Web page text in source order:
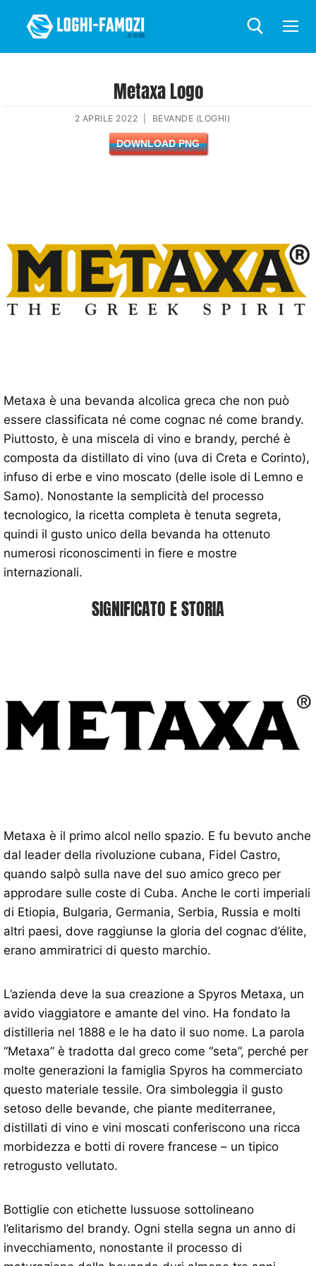
Metaxa Logo
2 APRILE 2022 BEVANDE (LOGHI)
DOWNLOAD PNG
Metaxa è una bevanda alcolica greca che non può
essere classificata né come cognac né come brandy.
Piuttosto, è una miscela di vino e brandy, perché è
composta da distillato di vino (uva di Creta e Corinto),
infuso di erbe e vino moscato (delle isole di Lemno e
Samo). Nonostante la semplicità del processo
tecnologico, la ricetta completa è tenuta segreta,
quindi il gusto unico della bevanda ha ottenuto
numerosi riconoscimenti in fiere e mostre
internazionali.
SIGNIFICATO E STORIA
Metaxa è il primo alcol nello spazio. E fu bevuto anche
dal leader della rivoluzione cubana, Fidel Castro,
quando salpò sulla nave del suo amico greco per
approdare sulle coste di Cuba. Anche le corti imperiali
di Etiopia, Bulgaria, Germania, Serbia, Russia e molti
altri paesi, dove raggiunse la gloria del cognac d’élite,
erano ammiratrici di questo marchio.
L’azienda deve la sua creazione a Spyros Metaxa, un
avido viaggiatore e amante del vino. Ha fondato la
distilleria nel 1888 e le ha dato il suo nome. La parola
“Metaxa” è tradotta dal greco come “seta”, perché per
molte generazioni la famiglia Spyros ha commerciato
questo materiale tessile. Ora simboleggia il gusto
setoso delle bevande, che piante mediterranee,
distillati di vino e vini moscati conferiscono una ricca
morbidezza e botti di rovere francese – un tipico
retrogusto vellutato.
Bottiglie con etichette lussuose sottolineano
l’elitarismo del brandy. Ogni stella segna un anno di
invecchiamento, nonostante il processo di